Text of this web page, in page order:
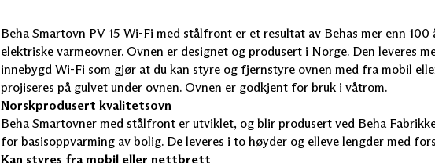
Beha Smartovn PV 15 Wi-Fi med stålfront er et resultat av Behas mer enn
elektriske varmeovner. Ovnen er designet og produsert i Norge. Den leveres
innebygd Wi-Fi som gjør at du kan styre og fjernstyre ovnen med fra mobil
projiseres på gulvet under ovnen. Ovnen er godkjent for bruk i våtrom.
Norskprodusert kvalitetsovn
Beha Smartovner med stålfront er utviklet, og blir produsert ved Beha
for basisoppvarming av bolig. De leveres i to høyder og elleve lengder med
Kan styres fra mobil eller nettbrett